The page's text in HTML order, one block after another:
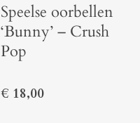
Speelse oorbellen
‘Bunny’ – Crush
Pop
€ 18,00